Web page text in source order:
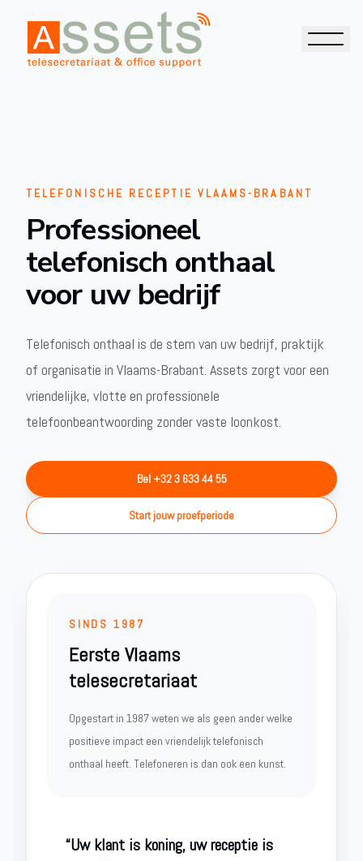
TELEFONISCHE RECEPTIE VLAAMS-BRABANT
Professioneel
telefonisch onthaal
voor uw bedrijf
Telefonisch onthaal is de stem van uw bedrijf, praktijk
of organisatie in Vlaams-Brabant. Assets zorgt voor een
vriendelijke, vlotte en professionele
telefoonbeantwoording zonder vaste loonkost.
Bel +32 3 633 44 55
Start jouw proefperiode
SINDS 1987
Eerste Vlaams
telesecretariaat
Opgestart in 1987 weten we als geen ander welke
positieve impact een vriendelijk telefonisch
onthaal heeft. Telefoneren is dan ook een kunst.
“Uw klant is koning, uw receptie is